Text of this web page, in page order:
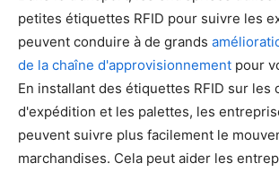
petites étiquettes RFID pour suivre les
peuvent conduire à de grands
de la chaîne d'approvisionnement pour
En installant des étiquettes RFID sur les
d'expédition et les palettes, les
peuvent suivre plus facilement le
marchandises. Cela peut aider les